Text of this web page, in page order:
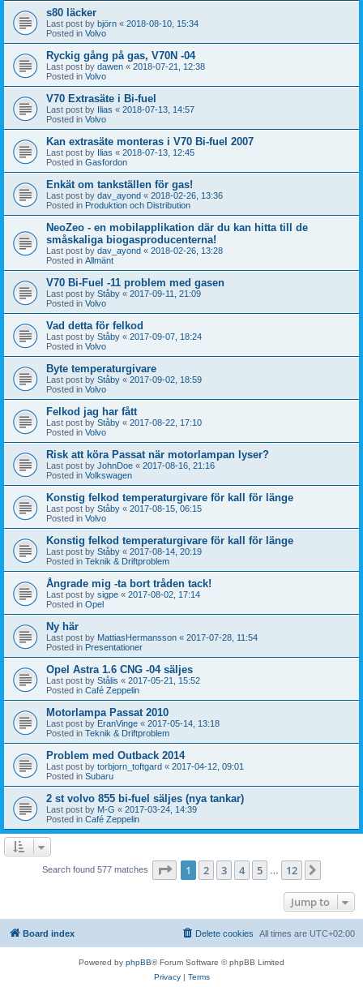
s80 läcker
Last post by björn « 2018-08-10, 15:34
Posted in Volvo
Ryckig gång på gas, V70N -04
Last post by dawen « 2018-07-21, 12:38
Posted in Volvo
V70 Extrasäte i Bi-fuel
Last post by Ilias « 2018-07-13, 14:57
Posted in Volvo
Kan extrasäte monteras i V70 Bi-fuel 2007
Last post by Ilias « 2018-07-13, 12:45
Posted in Gasfordon
Enkät om tankställen för gas!
Last post by dav_ayond « 2018-02-26, 13:36
Posted in Produktion och Distribution
NeoZeo - en mobilapplikation där du kan hitta till de
småskaliga biogasproducenterna!
Last post by dav_ayond « 2018-02-26, 13:28
Posted in Allmänt
V70 Bi-Fuel -11 problem med gasen
Last post by Ståby « 2017-09-11, 21:09
Posted in Volvo
Vad detta för felkod
Last post by Ståby « 2017-09-07, 18:24
Posted in Volvo
Byte temperaturgivare
Last post by Ståby « 2017-09-02, 18:59
Posted in Volvo
Felkod jag har fått
Last post by Ståby « 2017-08-22, 17:10
Posted in Volvo
Risk att köra Passat när motorlampan lyser?
Last post by JohnDoe « 2017-08-16, 21:16
Posted in Volkswagen
Konstig felkod temperaturgivare för kall för länge
Last post by Ståby « 2017-08-15, 06:15
Posted in Volvo
Konstig felkod temperaturgivare för kall för länge
Last post by Ståby « 2017-08-14, 20:19
Posted in Teknik & Driftproblem
Ångrade mig -ta bort tråden tack!
Last post by sigpe « 2017-08-02, 17:14
Posted in Opel
Ny här
Last post by MattiasHermansson « 2017-07-28, 11:54
Posted in Presentationer
Opel Astra 1.6 CNG -04 säljes
Last post by Stålis « 2017-05-21, 15:52
Posted in Café Zeppelin
Motorlampa Passat 2010
Last post by EranVinge « 2017-05-14, 13:18
Posted in Teknik & Driftproblem
Problem med Outback 2014
Last post by torbjorn_toftgard « 2017-04-12, 09:01
Posted in Subaru
2 st volvo 855 bi-fuel säljes (nya tankar)
Last post by M-G « 2017-03-24, 14:39
Posted in Café Zeppelin
Search found 577 matches Page 1of 12
1 2 3 4 5 12
Jump to
Board index All times are UTC+02:00
Delete cookies
Powered by phpBB® Forum Software © phpBB Limited
Privacy| Terms